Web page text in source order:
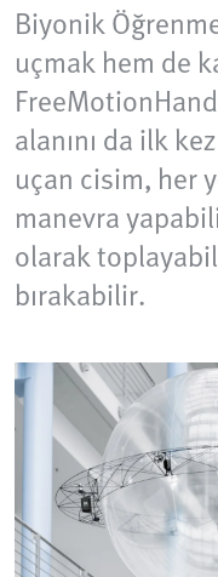
Biyonik
uçmak hem de
alanını da ilk
uçan cisim, her
manevra
olarak
bırakabilir.